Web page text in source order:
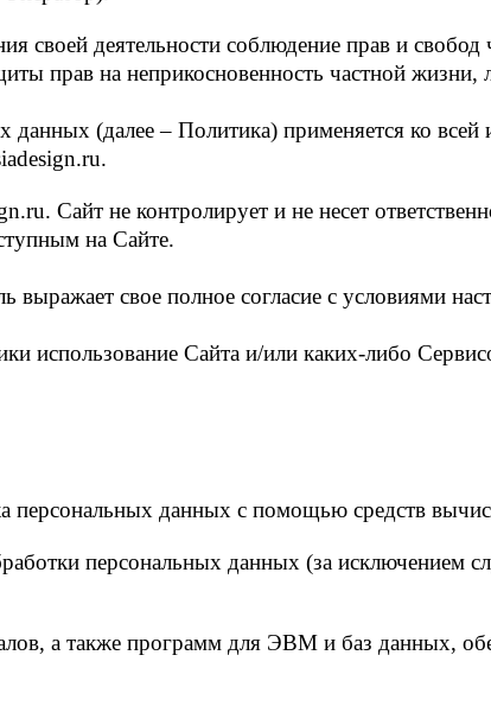
своей деятельности соблюдение прав и свобод
прав на неприкосновенность частной
(далее – Политика) применяется ко
Сайт не контролирует и не несет
на Сайте.
выражает свое полное согласие с условиями
использование Сайта и/или каких-либо
персональных данных с помощью средств
персональных данных (за исключением
а также программ для ЭВМ и баз данных,